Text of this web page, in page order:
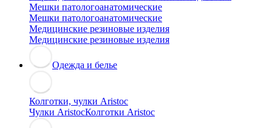
Мешки патологоанатомические
Мешки патологоанатомические
Медицинские резиновые изделия
Медицинские резиновые изделия
Одежда и белье
Колготки, чулки Aristoc
Чулки AristocКолготки Aristoc